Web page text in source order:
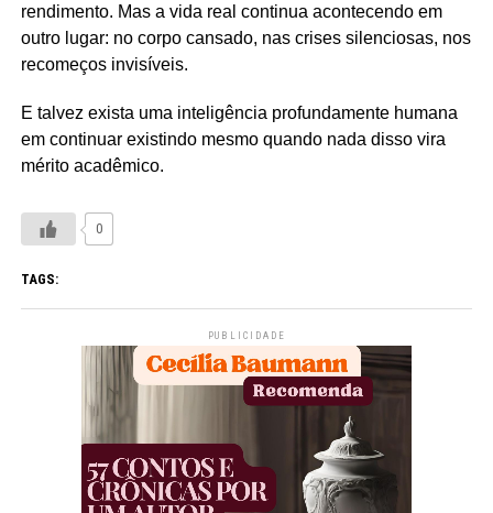
rendimento. Mas a vida real continua acontecendo em
outro lugar: no corpo cansado, nas crises silenciosas, nos
recomeços invisíveis.
E talvez exista uma inteligência profundamente humana
em continuar existindo mesmo quando nada disso vira
mérito acadêmico.
0
TAGS:
PUBLICIDADE